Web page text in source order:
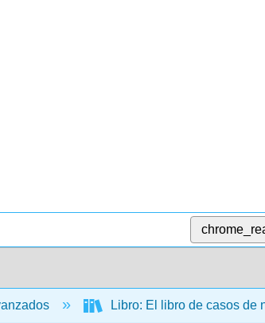
Libro: El libro de casos de